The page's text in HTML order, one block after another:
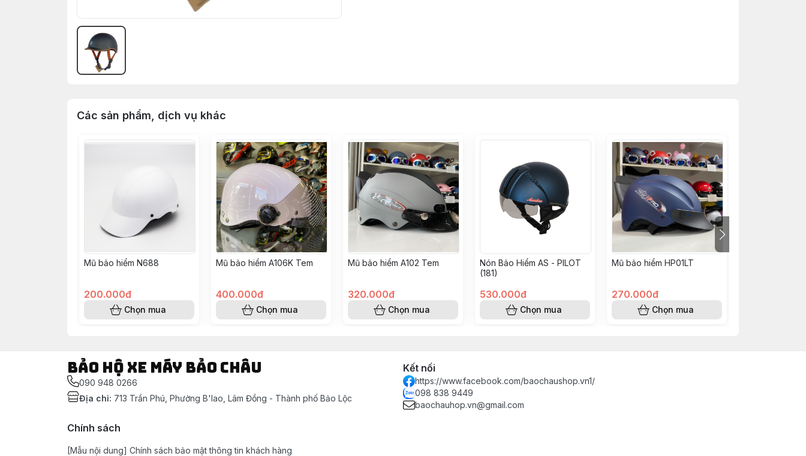
Các sản phẩm, dịch vụ khác
Mũ bảo hiểm N688
200.000đ
Chọn mua
Mũ bảo hiểm A106K Tem
400.000đ
Chọn mua
Mũ bảo hiểm A102 Tem
320.000đ
Chọn mua
Nón Bảo Hiểm AS - PILOT
(181)
530.000đ
Chọn mua
Mũ bảo hiểm HP01LT
270.000đ
Chọn mua
Bảo Hộ Xe Máy Bảo Châu
090 948 0266
Địa chỉ: 713 Trần Phú, Phường B'lao, Lâm Đồng - Thành phố Bảo Lộc
Kết nối
https://www.facebook.com/baochaushop.vn1/
098 838 9449
baochauhop.vn@gmail.com
Chính sách
[Mẫu nội dung] Chính sách bảo mật thông tin khách hàng